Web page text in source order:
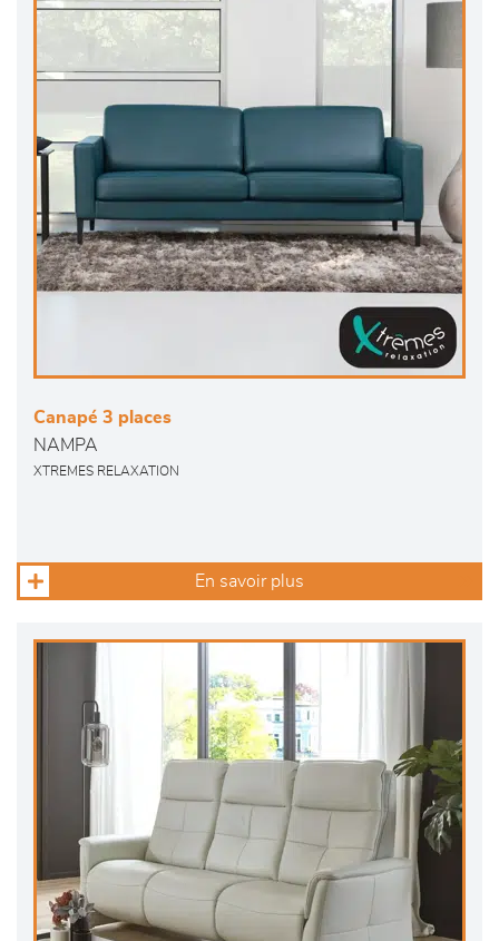
Canapé 3 places
NAMPA
XTREMES RELAXATION
En savoir plus